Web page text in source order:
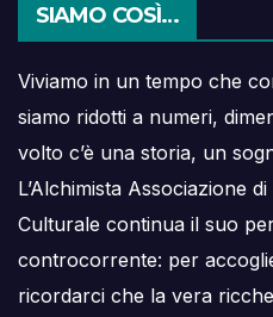
SIAMO COSÌ…
Viviamo in un tempo che
siamo ridotti a numeri,
volto c’è una storia, un
L’Alchimista Associazione
Culturale continua il suo
controcorrente: per
ricordarci che la vera